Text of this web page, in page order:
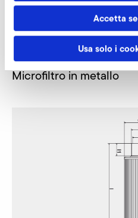
Accetta
Usa solo i
Microfiltro in metallo